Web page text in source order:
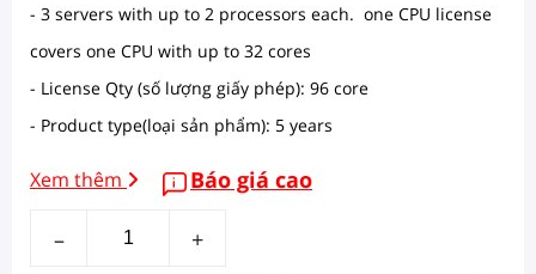
- 3 servers with up to 2 processors each. one CPU license
covers one CPU with up to 32 cores
- License Qty (số lượng giấy phép): 96 core
- Product type(loại sản phẩm): 5 years
Xem thêm Báo giá cao
– +